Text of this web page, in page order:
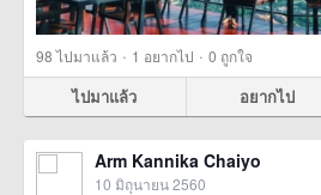
98ไปมาแล้ว · 1 อยากไป · 0 ถูกใจ
ไปมาแล้ว อยากไป
Arm Kannika Chaiyo
10 มิถุนายน 2560